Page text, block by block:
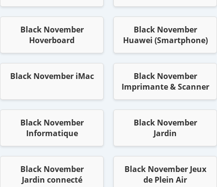
Black November
Hoverboard
Black November
Huawei (Smartphone)
Black November iMac
Black November
Imprimante & Scanner
Black November
Informatique
Black November
Jardin
Black November
Jardin connecté
Black November Jeux
de Plein Air